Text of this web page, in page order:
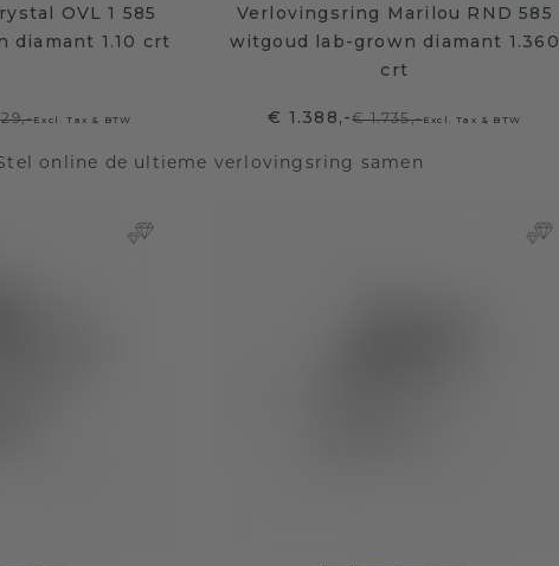
OVL 1 585
diamant 1.10 crt
Excl. Tax & BTW
Verlovingsring Marilou RND 585
witgoud lab-grown diamant 1.360
crt
€ 1.388,-€ 1.735,-Excl. Tax & BTW
online de ultieme verlovingsring samen